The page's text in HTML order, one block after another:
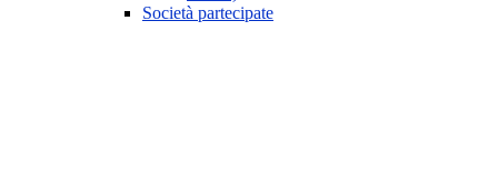
Società partecipate